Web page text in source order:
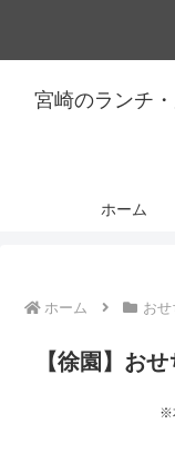
宮崎のランチ
ホーム
ホーム おせ
【徐園】お
※